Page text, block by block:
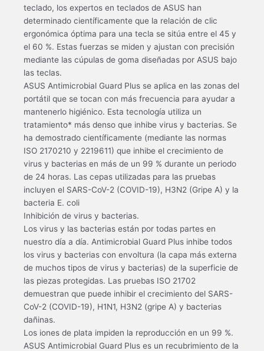
teclado, los expertos en teclados de ASUS han
determinado científicamente que la relación de clic
ergonómica óptima para una tecla se sitúa entre el 45 y
el 60 %. Estas fuerzas se miden y ajustan con precisión
mediante las cúpulas de goma diseñadas por ASUS bajo
las teclas.
ASUS Antimicrobial Guard Plus se aplica en las zonas del
portátil que se tocan con más frecuencia para ayudar a
mantenerlo higiénico. Esta tecnología utiliza un
tratamiento* más denso que inhibe virus y bacterias. Se
ha demostrado científicamente (mediante las normas
ISO 2170210 y 2219611) que inhibe el crecimiento de
virus y bacterias en más de un 99 % durante un periodo
de 24 horas. Las cepas utilizadas para las pruebas
incluyen el SARS-CoV-2 (COVID-19), H3N2 (Gripe A) y la
bacteria E. coli
Inhibición de virus y bacterias.
Los virus y las bacterias están por todas partes en
nuestro día a día. Antimicrobial Guard Plus inhibe todos
los virus y bacterias con envoltura (la capa más externa
de muchos tipos de virus y bacterias) de la superficie de
las piezas protegidas. Las pruebas ISO 21702
demuestran que puede inhibir el crecimiento del SARS-
CoV-2 (COVID-19), H1N1, H3N2 (gripe A) y bacterias
dañinas.
Los iones de plata impiden la reproducción en un 99 %.
ASUS Antimicrobial Guard Plus es un recubrimiento de la